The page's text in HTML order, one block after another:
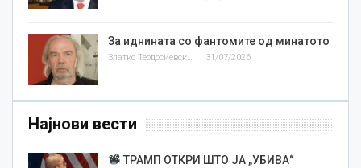
За иднината со фантомите од минатото
Златко Теодосиевски 31/07/2026
Најнови вести
ТРАМП ОТКРИ ШТО ЈА „УБИВА“